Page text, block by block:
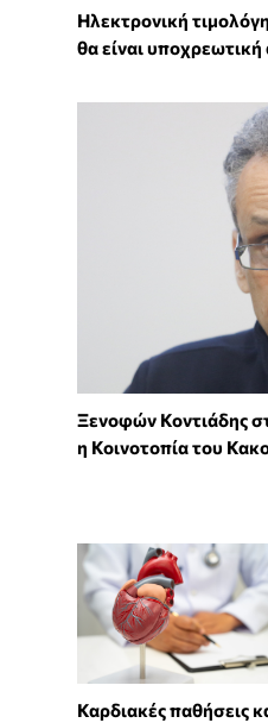
Ηλεκτρονική
θα είναι
Ξενοφών Κοντιάδης
η Κοινοτοπία του
Καρδιακές παθήσεις